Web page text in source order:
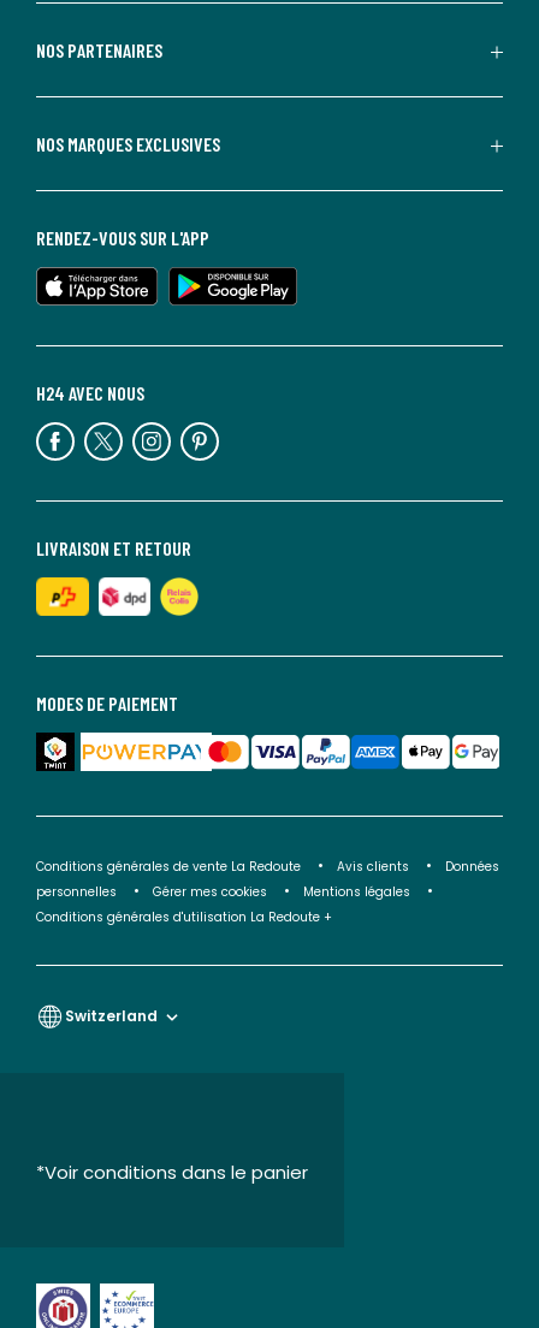
NOS PARTENAIRES
NOS MARQUES EXCLUSIVES
MODES DE PAIEMENT
LIVRAISON ET RETOUR
H24 AVEC NOUS
RENDEZ-VOUS SUR L'APP
Conditions générales de vente La Redoute Avis clients
Données
personnelles
Gérer mes cookies
Mentions légales
Conditions générales d'utilisation La Redoute +
Switzerland
*Voir conditions dans le panier